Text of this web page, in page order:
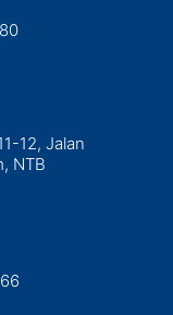
12, Jalan
NTB